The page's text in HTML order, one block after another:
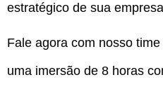
estratégico de sua
Fale agora com nosso
uma imersão de 8 horas